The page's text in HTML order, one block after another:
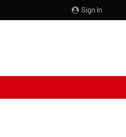
Sign In